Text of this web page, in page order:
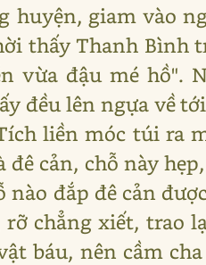
huyện, giam vào
thấy Thanh Bình
vừa đậu mé hồ".
đều lên ngựa về
liền móc túi ra
đê cản, chỗ này
nào đắp đê cản
chẳng xiết, trao
báu, nên cầm